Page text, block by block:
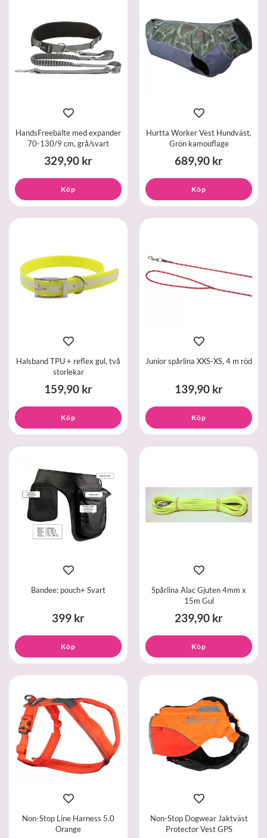
HandsFreebälte med expander
70-130/9 cm, grå/svart
329,90 kr
Köp
Hurtta Worker Vest Hundväst,
Grön kamouflage
689,90 kr
Köp
Halsband TPU + reflex gul, två
storlekar
159,90 kr
Köp
Junior spårlina XXS-XS, 4 m röd
139,90 kr
Köp
Bandee: pouch+ Svart
399 kr
Köp
Spårlina Alac Gjuten 4mm x
15m Gul
239,90 kr
Köp
Non-Stop Line Harness 5.0
Orange
Non-Stop Dogwear Jaktväst
Protector Vest GPS